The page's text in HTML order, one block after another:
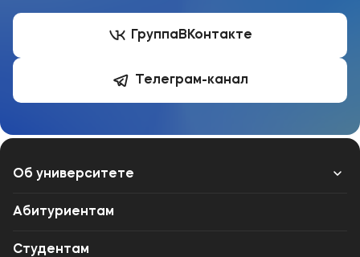
Группа ВКонтакте
Телеграм-канал
Об университете
Лицензии и документы
Сведения об образовательной организации
Абитуриентам
Студентам